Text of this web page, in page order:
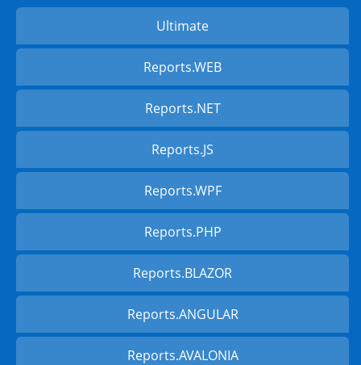
Ultimate
Reports.WEB
Reports.NET
Reports.JS
Reports.WPF
Reports.PHP
Reports.BLAZOR
Reports.ANGULAR
Reports.AVALONIA